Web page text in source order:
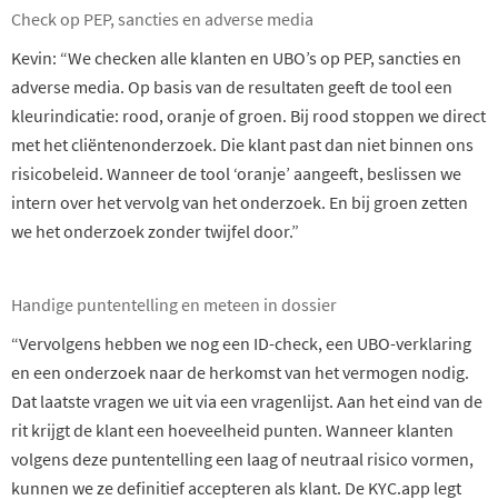
Check op PEP, sancties en adverse media
Kevin: “We checken alle klanten en UBO’s op PEP, sancties en
adverse media. Op basis van de resultaten geeft de tool een
kleurindicatie: rood, oranje of groen. Bij rood stoppen we direct
met het cliëntenonderzoek. Die klant past dan niet binnen ons
risicobeleid. Wanneer de tool ‘oranje’ aangeeft, beslissen we
intern over het vervolg van het onderzoek. En bij groen zetten
we het onderzoek zonder twijfel door.”
Handige puntentelling en meteen in dossier
“Vervolgens hebben we nog een ID-check, een UBO-verklaring
en een onderzoek naar de herkomst van het vermogen nodig.
Dat laatste vragen we uit via een vragenlijst. Aan het eind van de
rit krijgt de klant een hoeveelheid punten. Wanneer klanten
volgens deze puntentelling een laag of neutraal risico vormen,
kunnen we ze definitief accepteren als klant. De KYC.app legt